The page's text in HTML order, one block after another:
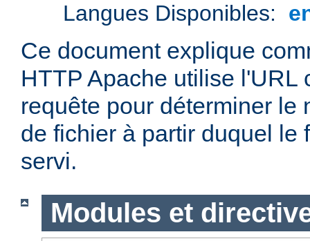
Langues Disponibles:
Ce document explique
HTTP Apache utilise l'URL
requête pour déterminer le
de fichier à partir duquel le
servi.
Modules et